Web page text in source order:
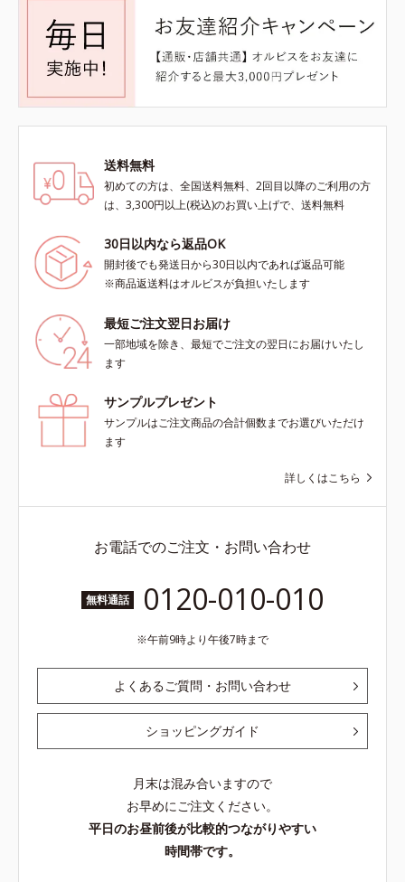
送料無料
初めての方は、全国送料無料、2回目以降のご利用の方
は、3,300円以上(税込)のお買い上げで、送料無料
30日以内なら返品OK
開封後でも発送日から30日以内であれば返品可能
※商品返送料はオルビスが負担いたします
最短ご注文翌日お届け
一部地域を除き、最短でご注文の翌日にお届けいたし
ます
サンプルプレゼント
サンプルはご注文商品の合計個数までお選びいただけ
ます
詳しくはこちら
お電話でのご注文・お問い合わせ
無料通話 0120-010-010
午前9時より午後7時まで
よくあるご質問・お問い合わせ
ショッピングガイド
月末は混み合いますので
お早めにご注文ください。
平日のお昼前後が比較的つながりやすい
時間帯です。